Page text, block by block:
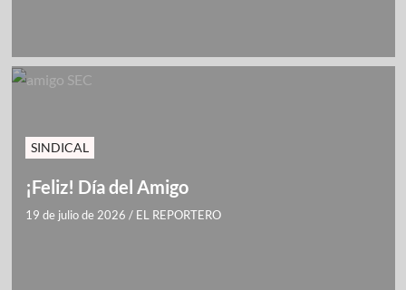
SINDICAL
¡Feliz! Día del Amigo
19 de julio de 2026 / EL REPORTERO